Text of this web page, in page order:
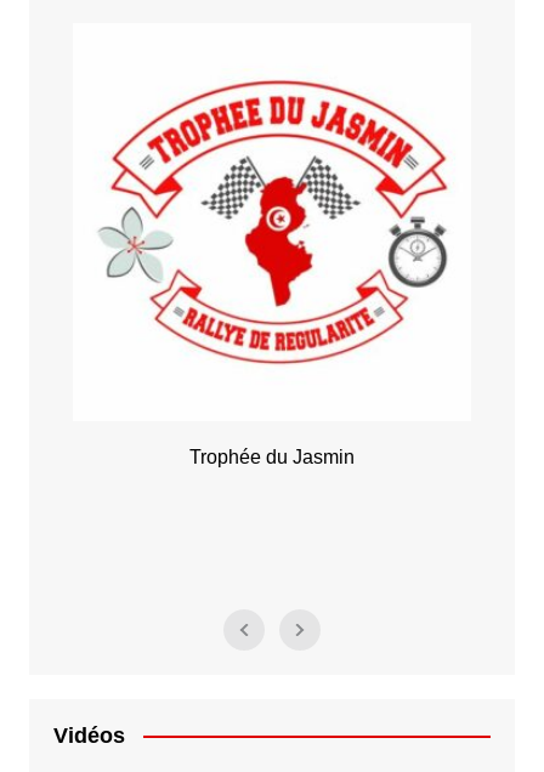
Rallye Alyssa
Vidéos